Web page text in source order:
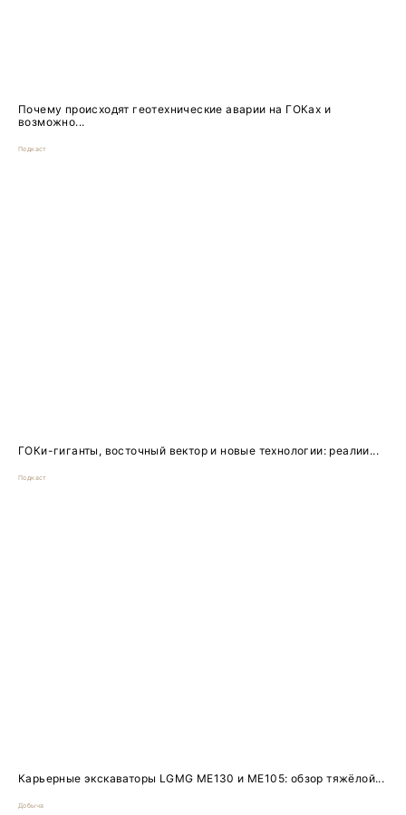
Почему происходят геотехнические аварии на ГОКах и
возможно...
Подкаст
ГОКи-гиганты, восточный вектор и новые технологии: реалии...
Подкаст
Карьерные экскаваторы LGMG ME130 и ME105: обзор тяжёлой...
Добыча